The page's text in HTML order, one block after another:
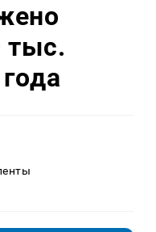
тыс.